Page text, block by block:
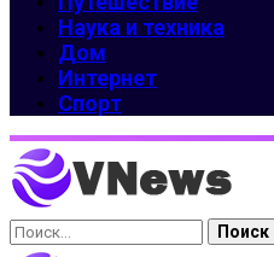
Наука и техника
Дом
Интернет
Спорт
Найти: